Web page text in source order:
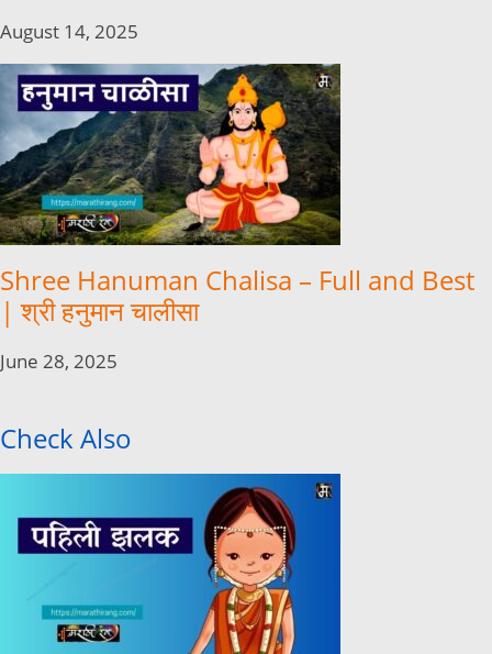
August 14, 2025
Shree Hanuman Chalisa – Full and Best
| श्री हनुमान चालीसा
June 28, 2025
Check Also